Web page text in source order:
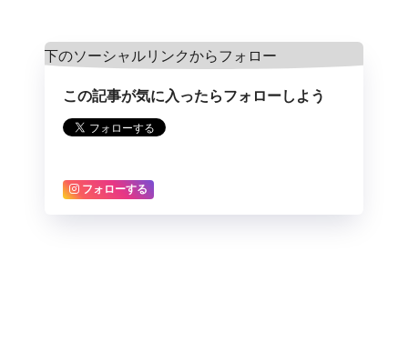
この記事が気に入ったらフォローしよう
フォローする